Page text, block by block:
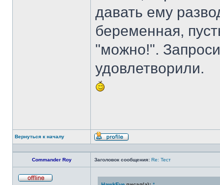
давать ему
беременная,
"можно!".
удовлетворили.
Вернуться к началу
Профиль
Commander Roy Заголовок сообщения: Re: Тест